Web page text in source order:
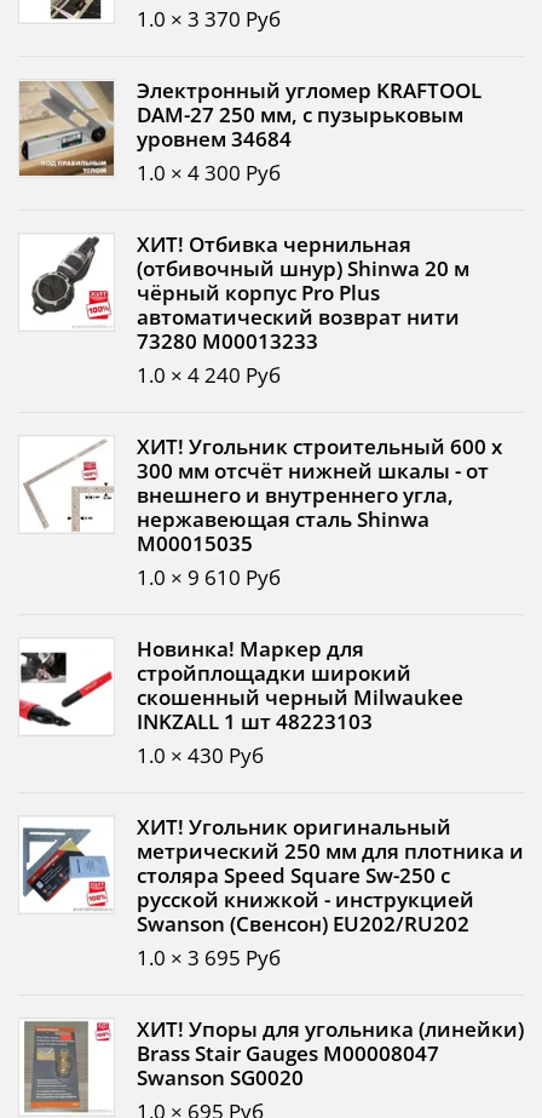
1.0 × 3 370 Руб
Электронный угломер KRAFTOOL
DAM-27 250 мм, с пузырьковым
уровнем 34684
1.0 × 4 300 Руб
ХИТ! Отбивка чернильная
(отбивочный шнур) Shinwa 20 м
чёрный корпус Pro Plus
автоматический возврат нити
73280 М00013233
1.0 × 4 240 Руб
ХИТ! Угольник строительный 600 х
300 мм отсчёт нижней шкалы - от
внешнего и внутреннего угла,
нержавеющая сталь Shinwa
М00015035
1.0 × 9 610 Руб
Новинка! Маркер для
стройплощадки широкий
скошенный черный Milwaukee
INKZALL 1 шт 48223103
1.0 × 430 Руб
ХИТ! Угольник оригинальный
метрический 250 мм для плотника и
столяра Speed Square Sw-250 с
русской книжкой - инструкцией
Swanson (Свенсон) EU202/RU202
1.0 × 3 695 Руб
ХИТ! Упоры для угольника (линейки)
Brass Stair Gauges М00008047
Swanson SG0020
1.0 × 695 Руб